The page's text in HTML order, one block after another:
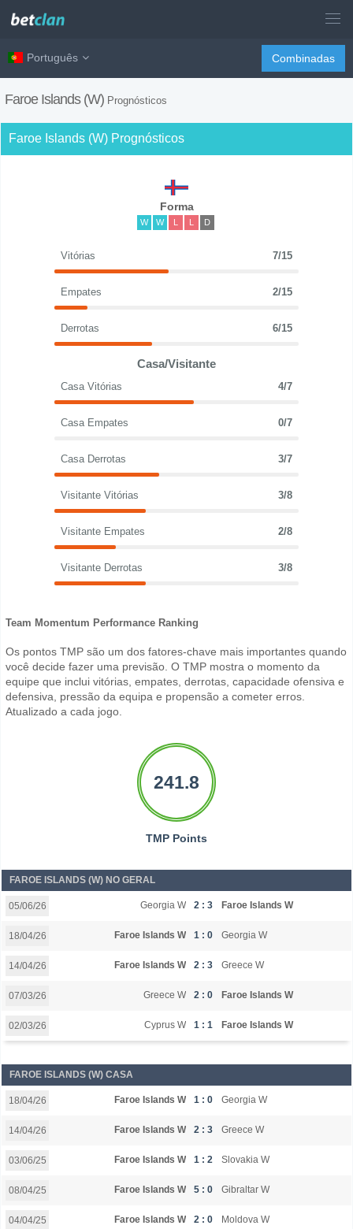
Português Combinadas
Faroe Islands (W) Prognósticos
Faroe Islands (W) Prognósticos
Forma
W W L L D
Vitórias 7/15
Empates 2/15
Derrotas 6/15
Casa/Visitante
Casa Vitórias 4/7
Casa Empates 0/7
Casa Derrotas 3/7
Visitante Vitórias 3/8
Visitante Empates 2/8
Visitante Derrotas 3/8
Team Momentum Performance Ranking
Os pontos TMP são um dos fatores-chave mais importantes quando
você decide fazer uma previsão. O TMP mostra o momento da
equipe que inclui vitórias, empates, derrotas, capacidade ofensiva e
defensiva, pressão da equipa e propensão a cometer erros.
Atualizado a cada jogo.
241.8
TMP Points
FAROE ISLANDS (W) NO GERAL
05/06/26 Georgia W 2 : 3 Faroe Islands W
18/04/26 Faroe Islands W 1 : 0 Georgia W
14/04/26 Faroe Islands W 2 : 3 Greece W
07/03/26 Greece W 2 : 0 Faroe Islands W
02/03/26 Cyprus W 1 : 1 Faroe Islands W
FAROE ISLANDS (W) CASA
18/04/26 Faroe Islands W 1 : 0 Georgia W
14/04/26 Faroe Islands W 2 : 3 Greece W
03/06/25 Faroe Islands W 1 : 2 Slovakia W
08/04/25 Faroe Islands W 5 : 0 Gibraltar W
04/04/25 Faroe Islands W 2 : 0 Moldova W